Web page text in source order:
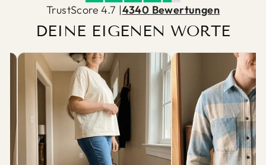
TrustScore 4.7 |4340 Bewertungen
DEINE EIGENEN WORTE